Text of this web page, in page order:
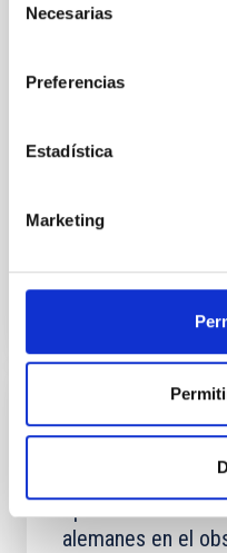
Necesarias
Preferencias
Estadística
Marketing
para la instalación
La instalación y
contemplados en el
In-force date
Convenio entre el
de Canarias del
operación de los
alemanes en el